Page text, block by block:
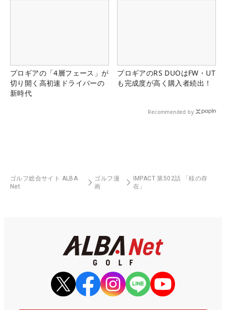
プロギアの「4層フェース」が
切り開く高初速ドライバーの
新時代
プロギアのRS DUOはFW・UT
も完成度が高く購入者続出！
Recommended by
ゴルフ総合サイト ALBA
Net
ゴルフ漫
画
IMPACT 第502話 「桂の存
在」